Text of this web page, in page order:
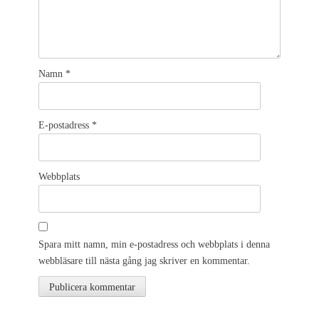
Namn *
E-postadress *
Webbplats
Spara mitt namn, min e-postadress och webbplats i denna
webbläsare till nästa gång jag skriver en kommentar.